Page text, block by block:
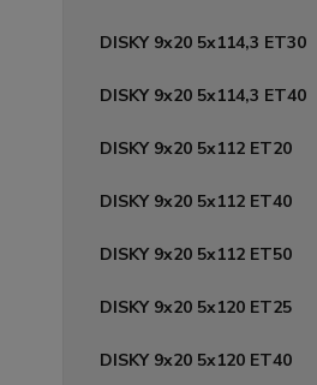
DISKY 9x20 5x114,3 ET30
DISKY 9x20 5x114,3 ET40
DISKY 9x20 5x112 ET20
DISKY 9x20 5x112 ET40
DISKY 9x20 5x112 ET50
DISKY 9x20 5x120 ET25
DISKY 9x20 5x120 ET40